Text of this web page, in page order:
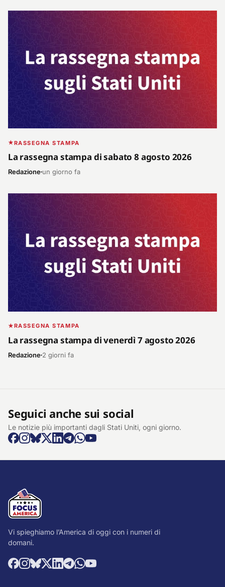
RASSEGNA STAMPA
La rassegna stampa di sabato 8 agosto 2026
Redazione un giorno fa
RASSEGNA STAMPA
La rassegna stampa di venerdì 7 agosto 2026
Redazione 2 giorni fa
Seguici anche sui social
Le notizie più importanti dagli Stati Uniti, ogni giorno.
Vi spieghiamo l’America di oggi con i numeri di
domani.